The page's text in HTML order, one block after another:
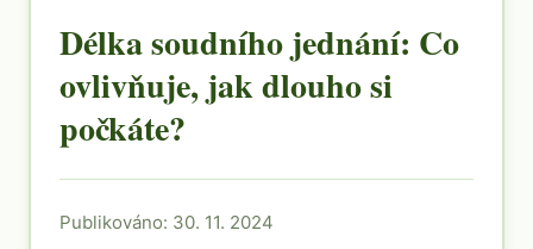
Délka soudního jednání: Co
ovlivňuje, jak dlouho si
počkáte?
Publikováno: 30. 11. 2024